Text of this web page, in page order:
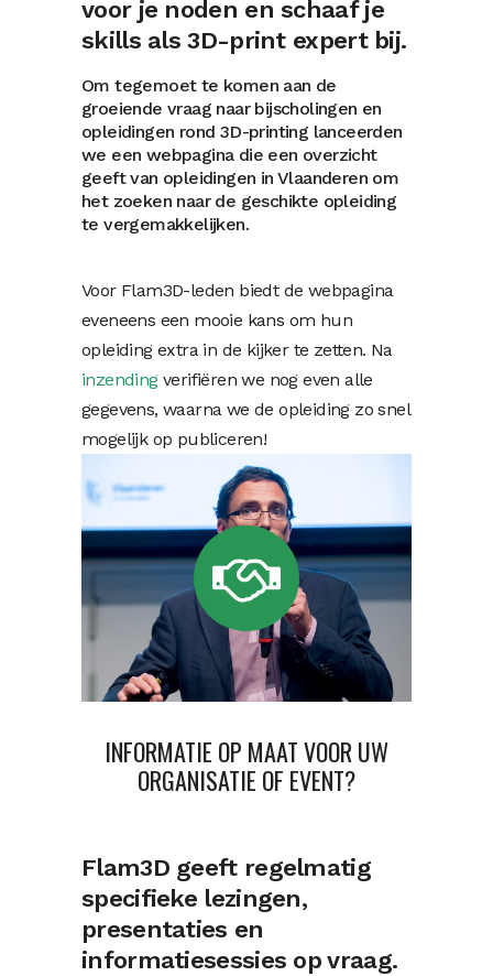
voor je noden en schaaf je
skills als 3D-print expert bij.
Om tegemoet te komen aan de
groeiende vraag naar bijscholingen en
opleidingen rond 3D-printing lanceerden
we een webpagina die een overzicht
geeft van opleidingen in Vlaanderen om
het zoeken naar de geschikte opleiding
te vergemakkelijken.
Voor Flam3D-leden biedt de webpagina
eveneens een mooie kans om hun
opleiding extra in de kijker te zetten. Na
inzendingverifiëren we nog even alle
gegevens, waarna we de opleiding zo snel
mogelijk op publiceren!
INFORMATIE OP MAAT VOOR UW
ORGANISATIE OF EVENT?
Flam3D geeft regelmatig
specifieke lezingen,
presentaties en
informatiesessies op vraag.